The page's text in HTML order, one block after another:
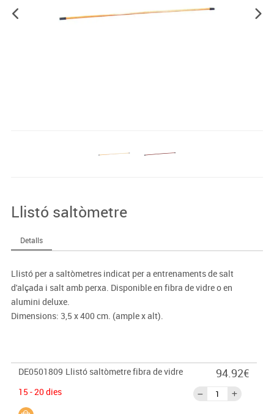
Llistó saltòmetre
Detalls
Llistó per a saltòmetres indicat per a entrenaments de salt
d'alçada i salt amb perxa. Disponible en fibra de vidre o en
alumini deluxe.
Dimensions: 3,5 x 400 cm. (ample x alt).
DE0501809 Llistó saltòmetre fibra de vidre
15 - 20 dies
94.92€